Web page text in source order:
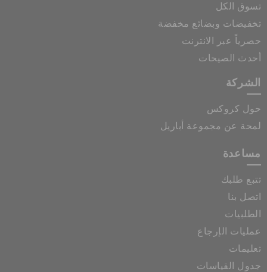
تسوق الكل
تخفيضات وبضائع مخفضة
حصرياً عبر الانترنت
أحدث الصيحات
الشركة
حول كروكس
لمحة عن مجموعة أباريل
مساعدة
تتبع طلبك
اتصل بنا
الطلبيات
عمليات الإرجاع
تعليمات
جدول القياسات